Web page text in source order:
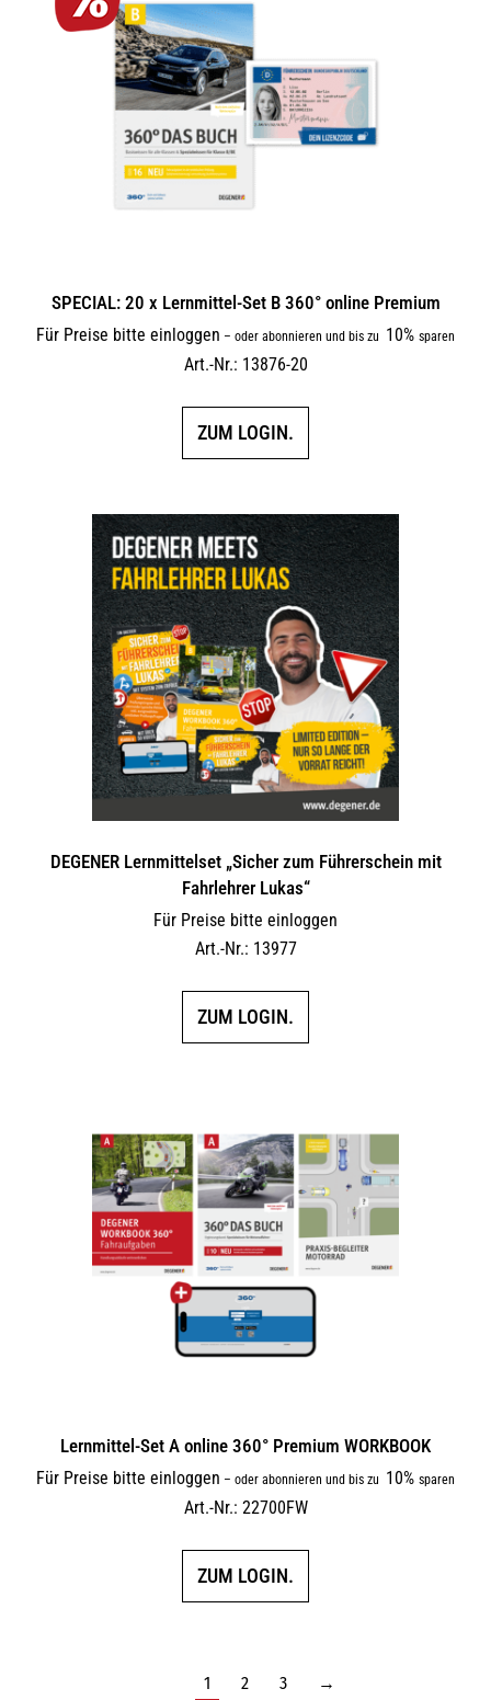
SPECIAL: 20 x Lernmittel-Set B 360° online Premium
Für Preise bitte einloggen – oder abonnieren und bis zu 10% sparen
Art.-Nr.: 13876-20
ZUM LOGIN.
DEGENER Lernmittelset „Sicher zum Führerschein mit
Fahrlehrer Lukas“
Für Preise bitte einloggen
Art.-Nr.: 13977
ZUM LOGIN.
Lernmittel-Set A online 360° Premium WORKBOOK
Für Preise bitte einloggen – oder abonnieren und bis zu 10% sparen
Art.-Nr.: 22700FW
ZUM LOGIN.
1 2 3 →